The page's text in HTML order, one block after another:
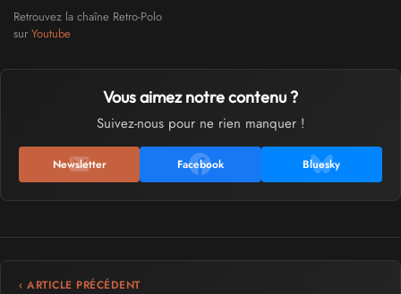
Retrouvez la chaîne Retro-Polo
sur Youtube
Vous aimez notre contenu ?
Suivez-nous pour ne rien manquer !
Newsletter Facebook Bluesky
‹ ARTICLE PRÉCÉDENT